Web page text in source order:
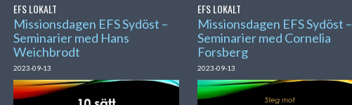
EFS LOKALT
Missionsdagen EFS Sydöst –
Seminarier med Hans
Weichbrodt
2023-09-13
EFS LOKALT
Missionsdagen EFS Sydöst –
Seminarier med Cornelia
Forsberg
2023-09-13